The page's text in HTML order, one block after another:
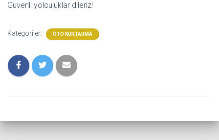
Güvenli yolculuklar dileriz!
Kategoriler: OTO KURTARMA